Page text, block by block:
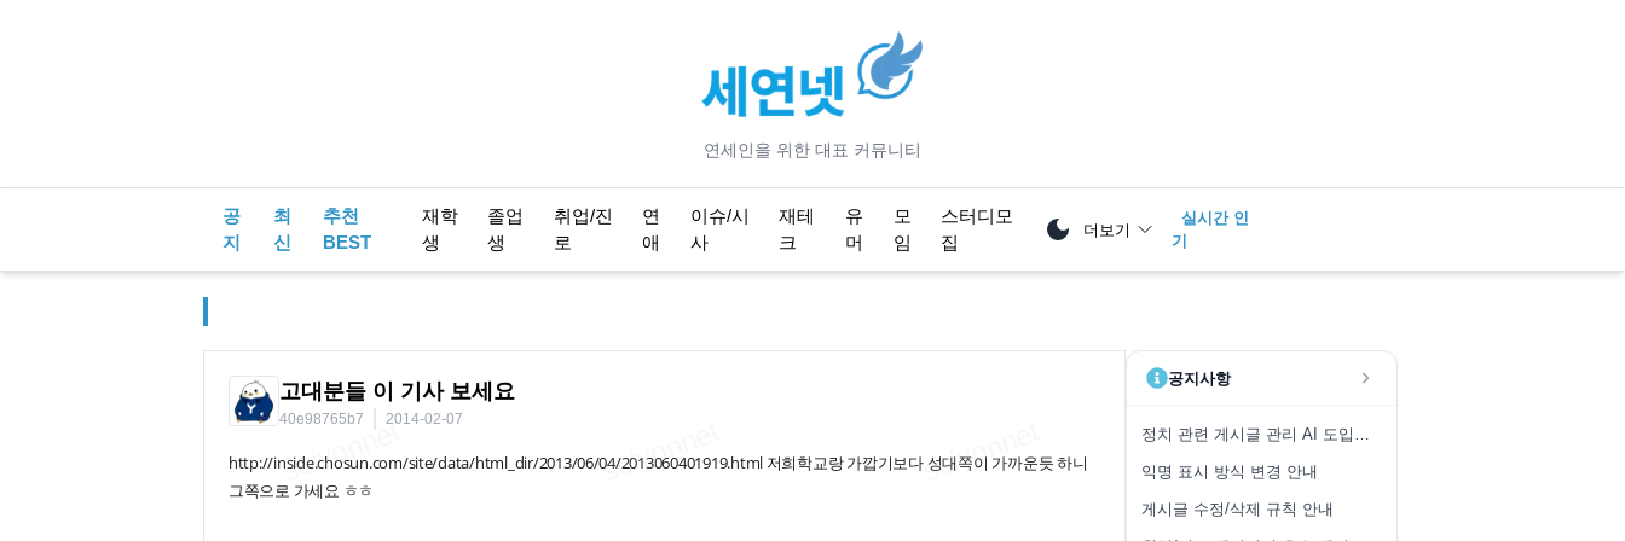
연세인을 위한 대표 커뮤니티
공
지
최
신
추천
BEST
재학
생
졸업
생
취업/진
로
연
애
이슈/시
사
재테
크
유
머
모
임
스터디모
집
더보기
실시간 인
기
고대분들 이 기사 보세요
40e98765b7 2014-02-07
http://inside.chosun.com/site/data/html_dir/2013/06/04/2013060401919.html 저희학교랑 가깝기보다 성대쪽이 가까운듯 하니
그쪽으로 가세요 ㅎㅎ
공지사항
정치 관련 게시글 관리 AI 도입 안내
익명 표시 방식 변경 안내
게시글 수정/삭제 규칙 안내